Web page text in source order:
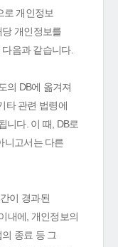
로 개인정보
개인정보를
음과 같습니다.
의 DB에 옮겨져
타 관련 법령에
니다. 이 때, DB로
니고서는 다른
이 경과된
내에, 개인정보의
종료 등 그